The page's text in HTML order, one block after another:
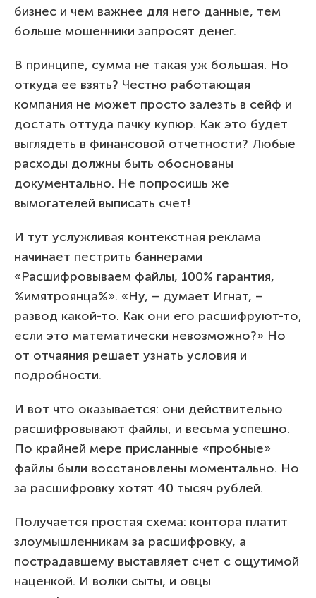
бизнес и чем важнее для него данные, тем
больше мошенники запросят денег.
В принципе, сумма не такая уж большая. Но
откуда ее взять? Честно работающая
компания не может просто залезть в сейф и
достать оттуда пачку купюр. Как это будет
выглядеть в финансовой отчетности? Любые
расходы должны быть обоснованы
документально. Не попросишь же
вымогателей выписать счет!
И тут услужливая контекстная реклама
начинает пестрить баннерами
«Расшифровываем файлы, 100% гарантия,
%имятроянца%». «Ну, – думает Игнат, –
развод какой-то. Как они его расшифруют-то,
если это математически невозможно?» Но
от отчаяния решает узнать условия и
подробности.
И вот что оказывается: они действительно
расшифровывают файлы, и весьма успешно.
По крайней мере присланные «пробные»
файлы были восстановлены моментально. Но
за расшифровку хотят 40 тысяч рублей.
Получается простая схема: контора платит
злоумышленникам за расшифровку, а
пострадавшему выставляет счет с ощутимой
наценкой. И волки сыты, и овцы